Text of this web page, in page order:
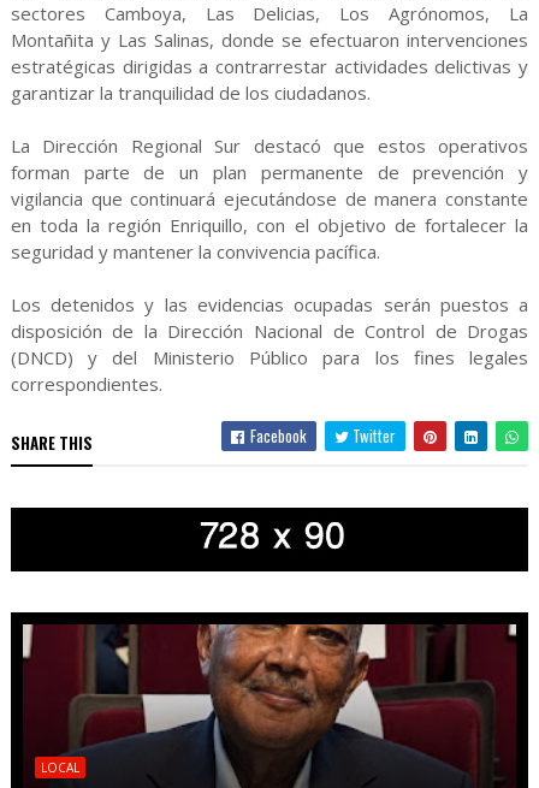
sectores Camboya, Las Delicias, Los Agrónomos, La
Montañita y Las Salinas, donde se efectuaron intervenciones
estratégicas dirigidas a contrarrestar actividades delictivas y
garantizar la tranquilidad de los ciudadanos.
La Dirección Regional Sur destacó que estos operativos
forman parte de un plan permanente de prevención y
vigilancia que continuará ejecutándose de manera constante
en toda la región Enriquillo, con el objetivo de fortalecer la
seguridad y mantener la convivencia pacífica.
Los detenidos y las evidencias ocupadas serán puestos a
disposición de la Dirección Nacional de Control de Drogas
(DNCD) y del Ministerio Público para los fines legales
correspondientes.
SHARE THIS Facebook Twitter
LOCAL